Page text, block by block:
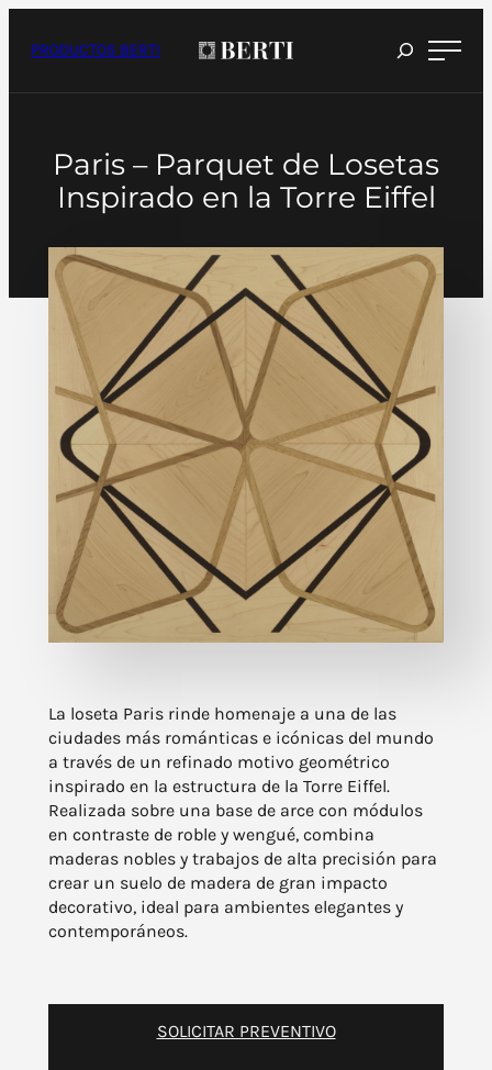
Saltar
contenido
PRODUCTOS BERTI
Paris – Parquet de Losetas
Inspirado en la Torre Eiffel
La loseta Paris rinde homenaje a una de las
ciudades más románticas e icónicas del mundo
a través de un refinado motivo geométrico
inspirado en la estructura de la Torre Eiffel.
Realizada sobre una base de arce con módulos
en contraste de roble y wengué, combina
maderas nobles y trabajos de alta precisión para
crear un suelo de madera de gran impacto
decorativo, ideal para ambientes elegantes y
contemporáneos.
SOLICITAR PREVENTIVO